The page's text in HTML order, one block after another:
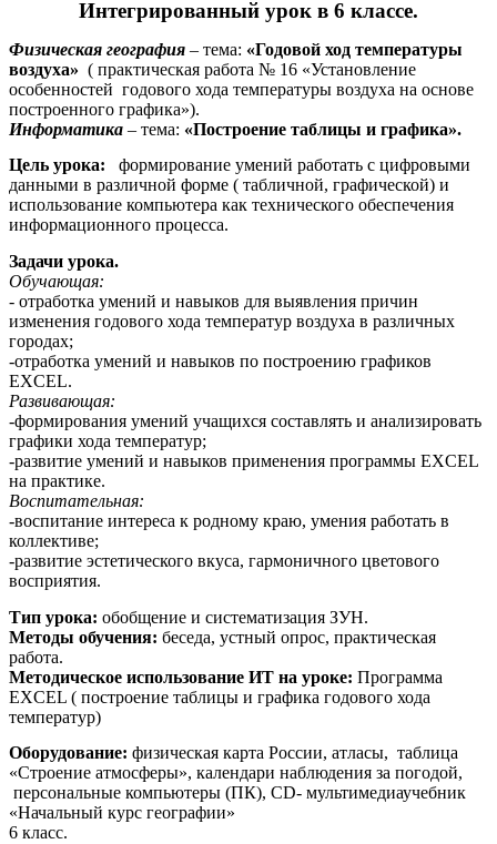
Интегрированный урок в 6 классе.
Физическая география – тема: «Годовой ход температуры
воздуха» ( практическая работа № 16 «Установление
особенностей годового хода температуры воздуха на основе
построенного графика»).
Информатика – тема: «Построение таблицы и графика».
Цель урока: формирование умений работать с цифровыми
данными в различной форме ( табличной, графической) и
использование компьютера как технического обеспечения
информационного процесса.
Задачи урока.
Обучающая:
- отработка умений и навыков для выявления причин
изменения годового хода температур воздуха в различных
городах;
-отработка умений и навыков по построению графиков
EXCEL.
Развивающая:
-формирования умений учащихся составлять и анализировать
графики хода температур;
-развитие умений и навыков применения программы EXCEL
на практике.
Воспитательная:
-воспитание интереса к родному краю, умения работать в
коллективе;
-развитие эстетического вкуса, гармоничного цветового
восприятия.
Тип урока: обобщение и систематизация ЗУН.
Методы обучения: беседа, устный опрос, практическая
работа.
Методическое использование ИТ на уроке: Программа
EXCEL ( построение таблицы и графика годового хода
температур)
Оборудование: физическая карта России, атласы, таблица
«Строение атмосферы», календари наблюдения за погодой,
персональные компьютеры (ПК), CD- мультимедиаучебник
«Начальный курс географии»
6 класс.